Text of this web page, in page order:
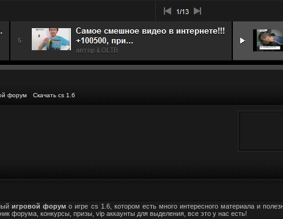
форум Скачать cs 1.6
игровой форум о игре cs 1.6, котором есть много интересного материала и
форума, конкурсы, призы, vip аккаунты для выделения, все это у нас есть!